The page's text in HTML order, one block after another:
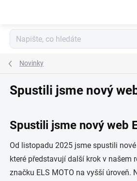
Novinky
Spustili jsme nový
Spustili jsme nový web
Od listopadu 2025 jsme spustili
které představují další krok v našem
značku ELS MOTO na vyšší úroveň.